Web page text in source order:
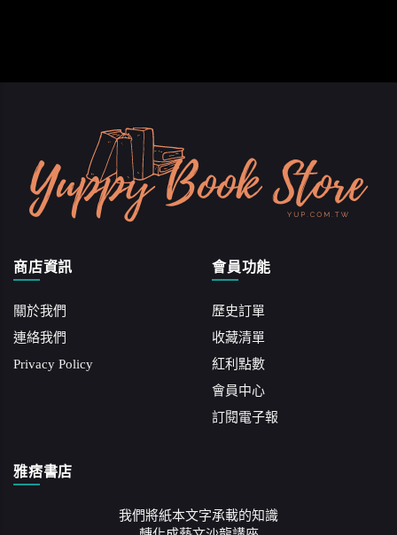
商店資訊
關於我們
連絡我們
Privacy Policy
會員功能
歷史訂單
收藏清單
紅利點數
會員中心
訂閱電子報
雅痞書店
我們將紙本文字承載的知識